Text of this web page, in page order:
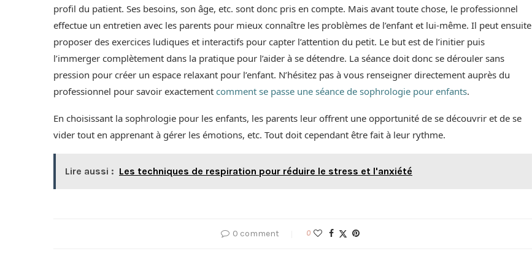
profil du patient. Ses besoins, son âge, etc. sont donc pris en compte. Mais avant toute chose, le professionnel
effectue un entretien avec les parents pour mieux connaître les problèmes de l’enfant et lui-même. Il peut ensuite
proposer des exercices ludiques et interactifs pour capter l’attention du petit. Le but est de l’initier puis
l’immerger complètement dans la pratique pour l’aider à se détendre. La séance doit donc se dérouler sans
pression pour créer un espace relaxant pour l’enfant. N’hésitez pas à vous renseigner directement auprès du
professionnel pour savoir exactement comment se passe une séance de sophrologie pour enfants.
En choisissant la sophrologie pour les enfants, les parents leur offrent une opportunité de se découvrir et de se
vider tout en apprenant à gérer les émotions, etc. Tout doit cependant être fait à leur rythme.
Lire aussi : Les techniques de respiration pour réduire le stress et l'anxiété
0 comment 0